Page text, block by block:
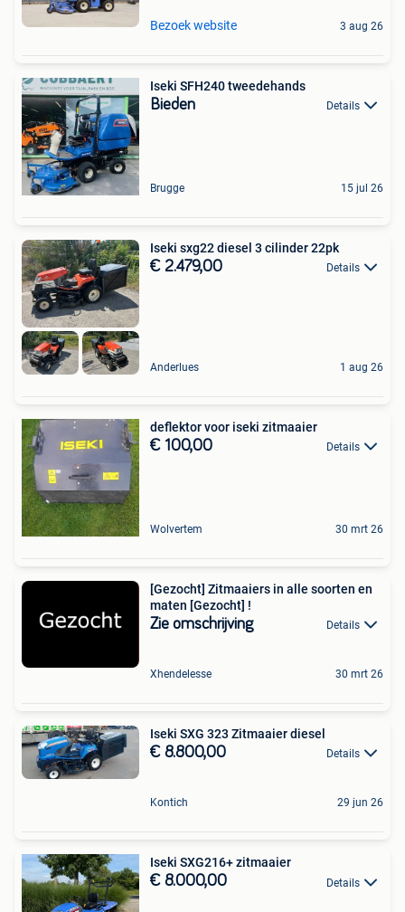
Bezoek website 3 aug 26
Iseki SFH240 tweedehands
Bieden Details
Brugge 15 jul 26
Iseki sxg22 diesel 3 cilinder 22pk
€ 2.479,00 Details
Anderlues 1 aug 26
deflektor voor iseki zitmaaier
€ 100,00 Details
Wolvertem 30 mrt 26
[Gezocht] Zitmaaiers in alle soorten en
maten [Gezocht] !
Zie omschrijving Details
Xhendelesse 30 mrt 26
Iseki SXG 323 Zitmaaier diesel
€ 8.800,00 Details
Kontich 29 jun 26
Iseki SXG216+ zitmaaier
€ 8.000,00 Details